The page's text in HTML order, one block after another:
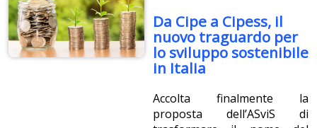
Da Cipe a Cipess, il
nuovo traguardo per
lo sviluppo sostenibile
in Italia
Accolta finalmente la
proposta dell’ASviS di